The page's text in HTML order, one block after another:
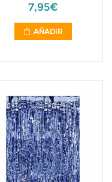
7,95€
AÑADIR